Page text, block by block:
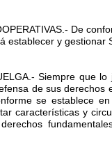
De
establecer y
Siempre que
de sus derechos
se establece
características y